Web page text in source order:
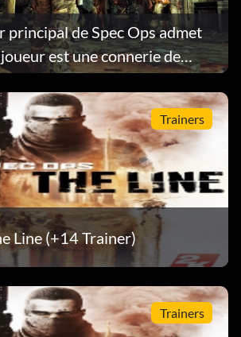
principal de Spec Ops admet
est une connerie de
Trainers
Line (+14 Trainer)
Trainers